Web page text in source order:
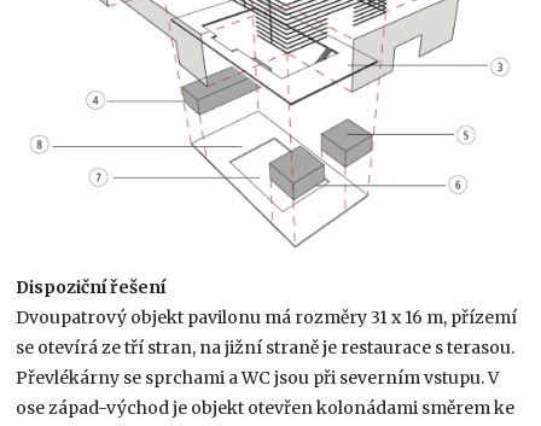
Dispoziční řešení
Dvoupatrový objekt pavilonu má rozměry 31 x 16 m, přízemí
se otevírá ze tří stran, na jižní straně je restaurace s terasou.
Převlékárny se sprchami a WC jsou při severním vstupu. V
ose západ-východ je objekt otevřen kolonádami směrem ke